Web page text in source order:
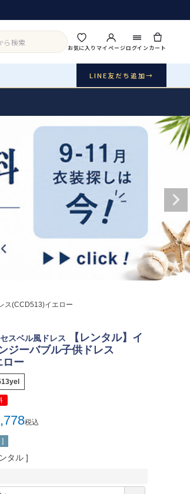
お気に入りマイページログインカート
LINE友だち追加→
音楽雑貨
Go-San
・5歳・7歳の晴れの日
内
れ
ス(CCD513)イエロー
スベル風ドレス
【レンタル】イ
ジーバブル子供ドレス
ロー
税込
タル